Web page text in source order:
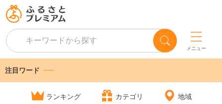
メニュー
注目ワード
ランキング カテゴリ 地域